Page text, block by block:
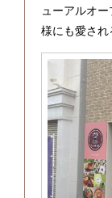
ューアルオ
様にも愛され